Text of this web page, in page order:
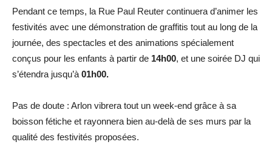
Pendant ce temps, la Rue Paul Reuter continuera d’animer les
festivités avec une démonstration de graffitis tout au long de la
journée, des spectacles et des animations spécialement
conçus pour les enfants à partir de 14h00, et une soirée DJ qui
s’étendra jusqu’à 01h00.
Pas de doute : Arlon vibrera tout un week-end grâce à sa
boisson fétiche et rayonnera bien au-delà de ses murs par la
qualité des festivités proposées.